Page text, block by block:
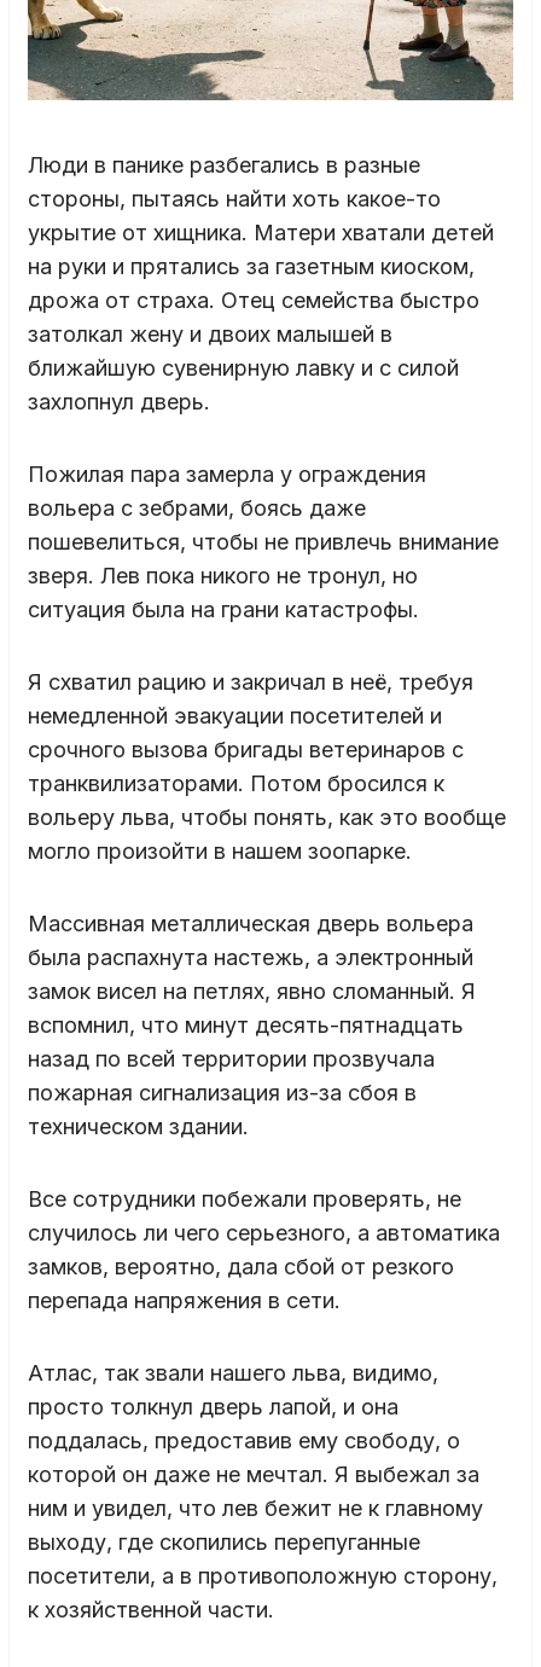
Люди в панике разбегались в разные
стороны, пытаясь найти хоть какое-то
укрытие от хищника. Матери хватали детей
на руки и прятались за газетным киоском,
дрожа от страха. Отец семейства быстро
затолкал жену и двоих малышей в
ближайшую сувенирную лавку и с силой
захлопнул дверь.
Пожилая пара замерла у ограждения
вольера с зебрами, боясь даже
пошевелиться, чтобы не привлечь внимание
зверя. Лев пока никого не тронул, но
ситуация была на грани катастрофы.
Я схватил рацию и закричал в неё, требуя
немедленной эвакуации посетителей и
срочного вызова бригады ветеринаров с
транквилизаторами. Потом бросился к
вольеру льва, чтобы понять, как это вообще
могло произойти в нашем зоопарке.
Массивная металлическая дверь вольера
была распахнута настежь, а электронный
замок висел на петлях, явно сломанный. Я
вспомнил, что минут десять-пятнадцать
назад по всей территории прозвучала
пожарная сигнализация из-за сбоя в
техническом здании.
Все сотрудники побежали проверять, не
случилось ли чего серьезного, а автоматика
замков, вероятно, дала сбой от резкого
перепада напряжения в сети.
Атлас, так звали нашего льва, видимо,
просто толкнул дверь лапой, и она
поддалась, предоставив ему свободу, о
которой он даже не мечтал. Я выбежал за
ним и увидел, что лев бежит не к главному
выходу, где скопились перепуганные
посетители, а в противоположную сторону,
к хозяйственной части.